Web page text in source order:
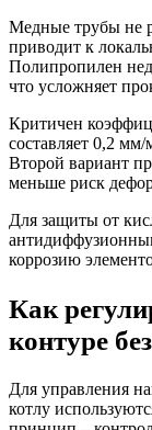
Медные трубы не
приводит к
Полипропилен
что усложняет
Критичен
составляет 0,2
Второй вариант
меньше риск
Для защиты от
коррозию
Как
контуре
Для управления
котлу